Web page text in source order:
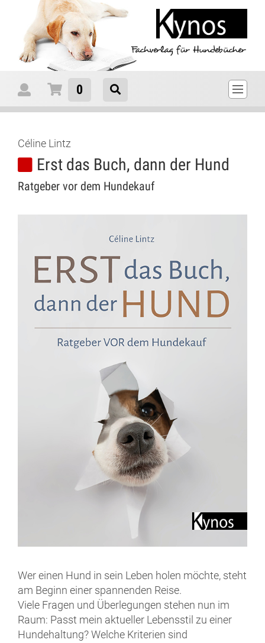
Céline Lintz
Erst das Buch, dann der Hund
Ratgeber vor dem Hundekauf
Wer einen Hund in sein Leben holen möchte, steht
am Beginn einer spannenden Reise.
Viele Fragen und Überlegungen stehen nun im
Raum: Passt mein aktueller Lebensstil zu einer
Hundehaltung? Welche Kriterien sind
0